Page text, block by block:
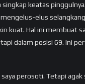
singkap keatas
mengelus-elus
kuat. Hal ini membuat
dalam posisi 69. Ini
perosoti. Tetapi